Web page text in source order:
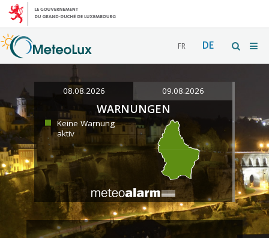
FR DE
08.08.2026 09.08.2026
WARNUNGEN
Keine Warnung
aktiv